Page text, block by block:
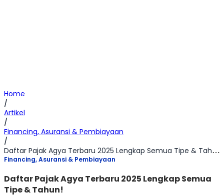
Home
/
Artikel
/
Financing, Asuransi & Pembiayaan
/
Daftar Pajak Agya Terbaru 2025 Lengkap Semua Tipe & Tahun!
Financing, Asuransi & Pembiayaan
Daftar Pajak Agya Terbaru 2025 Lengkap Semua
Tipe & Tahun!